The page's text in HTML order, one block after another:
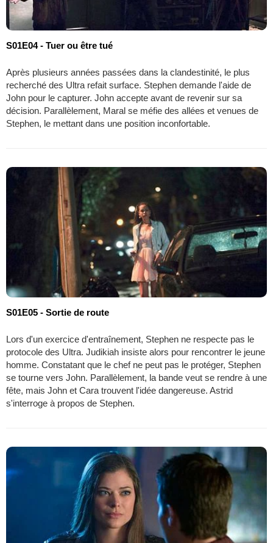
S01E04 - Tuer ou être tué
Après plusieurs années passées dans la clandestinité, le plus
recherché des Ultra refait surface. Stephen demande l'aide de
John pour le capturer. John accepte avant de revenir sur sa
décision. Parallèlement, Maral se méfie des allées et venues de
Stephen, le mettant dans une position inconfortable.
S01E05 - Sortie de route
Lors d'un exercice d'entraînement, Stephen ne respecte pas le
protocole des Ultra. Judikiah insiste alors pour rencontrer le jeune
homme. Constatant que le chef ne peut pas le protéger, Stephen
se tourne vers John. Parallèlement, la bande veut se rendre à une
fête, mais John et Cara trouvent l'idée dangereuse. Astrid
s'interroge à propos de Stephen.